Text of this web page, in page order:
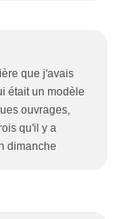
que j'avais
était un modèle
ouvrages,
qu'il y a
dimanche